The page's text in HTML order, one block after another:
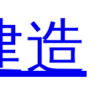
造